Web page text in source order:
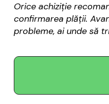
Orice achiziție
confirmarea plății.
probleme, ai unde să